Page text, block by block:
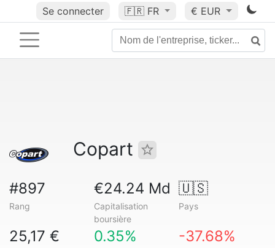
Se connecter 🇫🇷 FR € EUR
Copart
#897
Rang
€24.24 Md
Capitalisation
boursière
🇺🇸
Pays
25,17 € 0.35% -37.68%